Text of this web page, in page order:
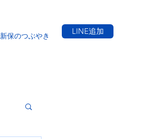
新保のつぶやき LINE追加